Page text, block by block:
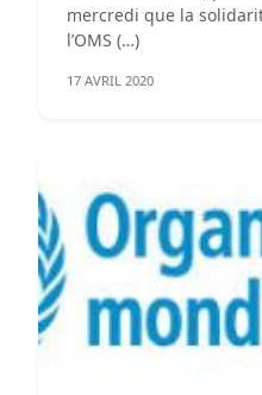
mercredi que la
l’OMS (…)
17 AVRIL 2020